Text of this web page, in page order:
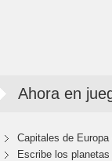
Ahora en
Capitales de
Escribe los